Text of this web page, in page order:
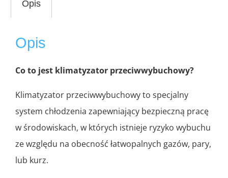
Opis
Opis
Co to jest klimatyzator przeciwwybuchowy?
Klimatyzator przeciwwybuchowy to specjalny
system chłodzenia zapewniający bezpieczną pracę
w środowiskach, w których istnieje ryzyko wybuchu
ze względu na obecność łatwopalnych gazów, pary,
lub kurz.